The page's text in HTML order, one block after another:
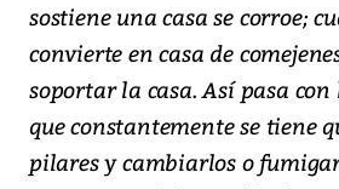
sostiene una casa se corroe;
convierte en casa de
soportar la casa. Así pasa
que constantemente se tiene
pilares y cambiarlos o